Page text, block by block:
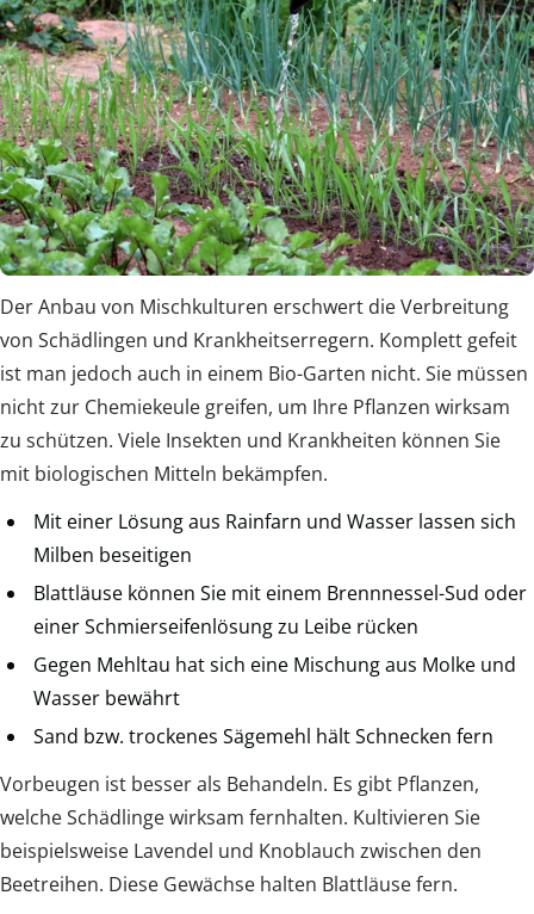
Der Anbau von Mischkulturen erschwert die Verbreitung
von Schädlingen und Krankheitserregern. Komplett gefeit
ist man jedoch auch in einem Bio-Garten nicht. Sie müssen
nicht zur Chemiekeule greifen, um Ihre Pflanzen wirksam
zu schützen. Viele Insekten und Krankheiten können Sie
mit biologischen Mitteln bekämpfen.
Mit einer Lösung aus Rainfarn und Wasser lassen sich
Milben beseitigen
Blattläuse können Sie mit einem Brennnessel-Sud oder
einer Schmierseifenlösung zu Leibe rücken
Gegen Mehltau hat sich eine Mischung aus Molke und
Wasser bewährt
Sand bzw. trockenes Sägemehl hält Schnecken fern
Vorbeugen ist besser als Behandeln. Es gibt Pflanzen,
welche Schädlinge wirksam fernhalten. Kultivieren Sie
beispielsweise Lavendel und Knoblauch zwischen den
Beetreihen. Diese Gewächse halten Blattläuse fern.